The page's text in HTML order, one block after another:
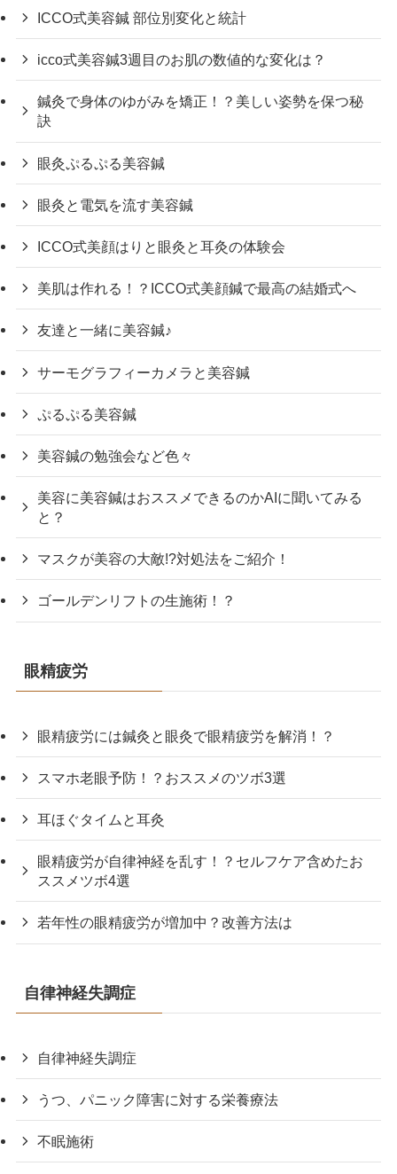
ICCO式美容鍼 部位別変化と統計
icco式美容鍼3週目のお肌の数値的な変化は？
鍼灸で身体のゆがみを矯正！？美しい姿勢を保つ秘
訣
眼灸ぷるぷる美容鍼
眼灸と電気を流す美容鍼
ICCO式美顔はりと眼灸と耳灸の体験会
美肌は作れる！？ICCO式美顔鍼で最高の結婚式へ
友達と一緒に美容鍼♪
サーモグラフィーカメラと美容鍼
ぷるぷる美容鍼
美容鍼の勉強会など色々
美容に美容鍼はおススメできるのかAIに聞いてみる
と？
マスクが美容の大敵!?対処法をご紹介！
ゴールデンリフトの生施術！？
眼精疲労
眼精疲労には鍼灸と眼灸で眼精疲労を解消！？
スマホ老眼予防！？おススメのツボ3選
耳ほぐタイムと耳灸
眼精疲労が自律神経を乱す！？セルフケア含めたお
ススメツボ4選
若年性の眼精疲労が増加中？改善方法は
自律神経失調症
自律神経失調症
うつ、パニック障害に対する栄養療法
不眠施術